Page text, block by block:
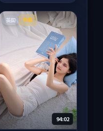
英国 热播
94:02